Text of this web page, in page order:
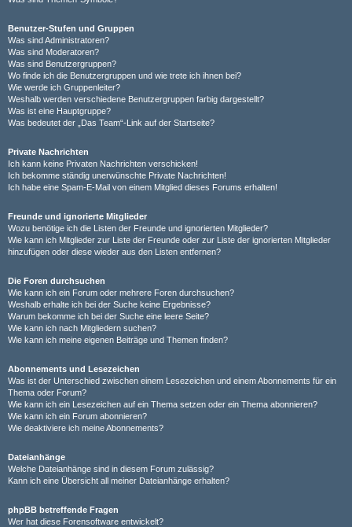
Benutzer-Stufen und Gruppen
Was sind Administratoren?
Was sind Moderatoren?
Was sind Benutzergruppen?
Wo finde ich die Benutzergruppen und wie trete ich ihnen bei?
Wie werde ich Gruppenleiter?
Weshalb werden verschiedene Benutzergruppen farbig dargestellt?
Was ist eine Hauptgruppe?
Was bedeutet der „Das Team“-Link auf der Startseite?
Private Nachrichten
Ich kann keine Privaten Nachrichten verschicken!
Ich bekomme ständig unerwünschte Private Nachrichten!
Ich habe eine Spam-E-Mail von einem Mitglied dieses Forums erhalten!
Freunde und ignorierte Mitglieder
Wozu benötige ich die Listen der Freunde und ignorierten Mitglieder?
Wie kann ich Mitglieder zur Liste der Freunde oder zur Liste der ignorierten Mitglieder
hinzufügen oder diese wieder aus den Listen entfernen?
Die Foren durchsuchen
Wie kann ich ein Forum oder mehrere Foren durchsuchen?
Weshalb erhalte ich bei der Suche keine Ergebnisse?
Warum bekomme ich bei der Suche eine leere Seite?
Wie kann ich nach Mitgliedern suchen?
Wie kann ich meine eigenen Beiträge und Themen finden?
Abonnements und Lesezeichen
Was ist der Unterschied zwischen einem Lesezeichen und einem Abonnements für ein
Thema oder Forum?
Wie kann ich ein Lesezeichen auf ein Thema setzen oder ein Thema abonnieren?
Wie kann ich ein Forum abonnieren?
Wie deaktiviere ich meine Abonnements?
Dateianhänge
Welche Dateianhänge sind in diesem Forum zulässig?
Kann ich eine Übersicht all meiner Dateianhänge erhalten?
phpBB betreffende Fragen
Wer hat diese Forensoftware entwickelt?